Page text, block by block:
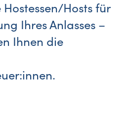
Hosts für
Ihres Anlasses –
Ihnen die